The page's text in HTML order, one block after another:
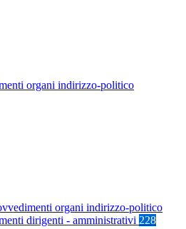
organi indirizzo-politico
organi indirizzo-politico
dirigenti - amministrativi 228